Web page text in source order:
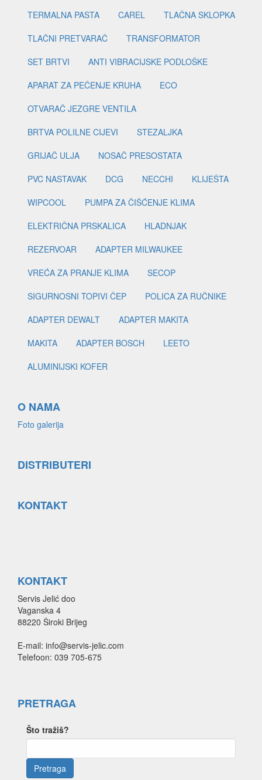
TERMALNA PASTA
CAREL
TLAČNA SKLOPKA
TLAČNI PRETVARAČ
TRANSFORMATOR
SET BRTVI
ANTI VIBRACIJSKE PODLOŠKE
APARAT ZA PEČENJE KRUHA
ECO
OTVARAČ JEZGRE VENTILA
BRTVA POLILNE CIJEVI
STEZALJKA
GRIJAČ ULJA
NOSAČ PRESOSTATA
PVC NASTAVAK
DCG NECCHI
KLIJEŠTA
WIPCOOL
PUMPA ZA ČIŠĆENJE KLIMA
ELEKTRIČNA PRSKALICA
HLADNJAK
REZERVOAR
ADAPTER MILWAUKEE
VREĆA ZA PRANJE KLIMA
SECOP
SIGURNOSNI TOPIVI ČEP
POLICA ZA RUČNIKE
ADAPTER DEWALT
ADAPTER MAKITA
MAKITA
ADAPTER BOSCH
LEETO
ALUMINIJSKI KOFER
O NAMA
Foto galerija
DISTRIBUTERI
KONTAKT
KONTAKT
Servis Jelić doo
Vaganska 4
88220 Široki Brijeg
E-mail: info@servis-jelic.com
Telefoon: 039 705-675
PRETRAGA
Što tražiš?